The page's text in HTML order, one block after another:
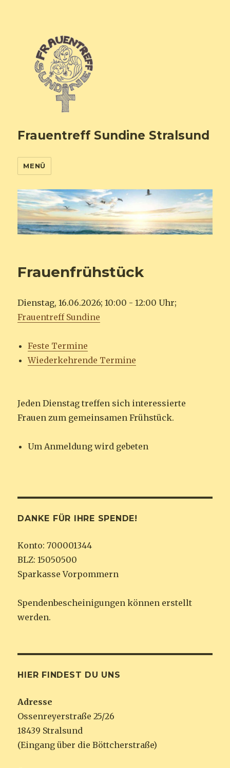
Frauentreff Sundine Stralsund
MENÜ
Frauenfrühstück
Dienstag, 16.06.2026; 10:00 - 12:00 Uhr;
Frauentreff Sundine
Feste Termine
Wiederkehrende Termine
Jeden Dienstag treffen sich interessierte
Frauen zum gemeinsamen Frühstück.
Um Anmeldung wird gebeten
DANKE FÜR IHRE SPENDE!
Konto: 700001344
BLZ: 15050500
Sparkasse Vorpommern
Spendenbescheinigungen können erstellt
werden.
HIER FINDEST DU UNS
Adresse
Ossenreyerstraße 25/26
18439 Stralsund
(Eingang über die Böttcherstraße)